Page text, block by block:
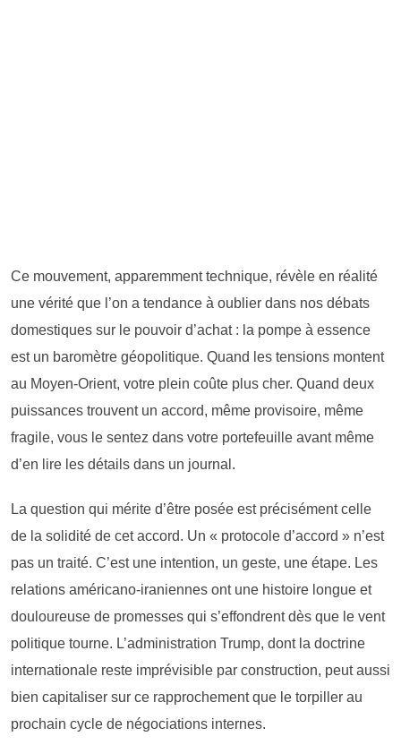
Ce mouvement, apparemment technique, révèle en réalité
une vérité que l’on a tendance à oublier dans nos débats
domestiques sur le pouvoir d’achat : la pompe à essence
est un baromètre géopolitique. Quand les tensions montent
au Moyen-Orient, votre plein coûte plus cher. Quand deux
puissances trouvent un accord, même provisoire, même
fragile, vous le sentez dans votre portefeuille avant même
d’en lire les détails dans un journal.
La question qui mérite d’être posée est précisément celle
de la solidité de cet accord. Un « protocole d’accord » n’est
pas un traité. C’est une intention, un geste, une étape. Les
relations américano-iraniennes ont une histoire longue et
douloureuse de promesses qui s’effondrent dès que le vent
politique tourne. L’administration Trump, dont la doctrine
internationale reste imprévisible par construction, peut aussi
bien capitaliser sur ce rapprochement que le torpiller au
prochain cycle de négociations internes.